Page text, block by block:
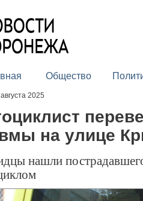
Общество
2025
на улице
нашли